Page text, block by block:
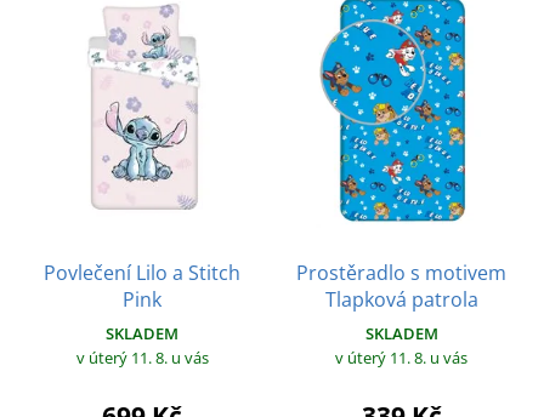
Povlečení Lilo a Stitch
Pink
SKLADEM
v úterý 11. 8. u vás
Prostěradlo s motivem
Tlapková patrola
SKLADEM
v úterý 11. 8. u vás